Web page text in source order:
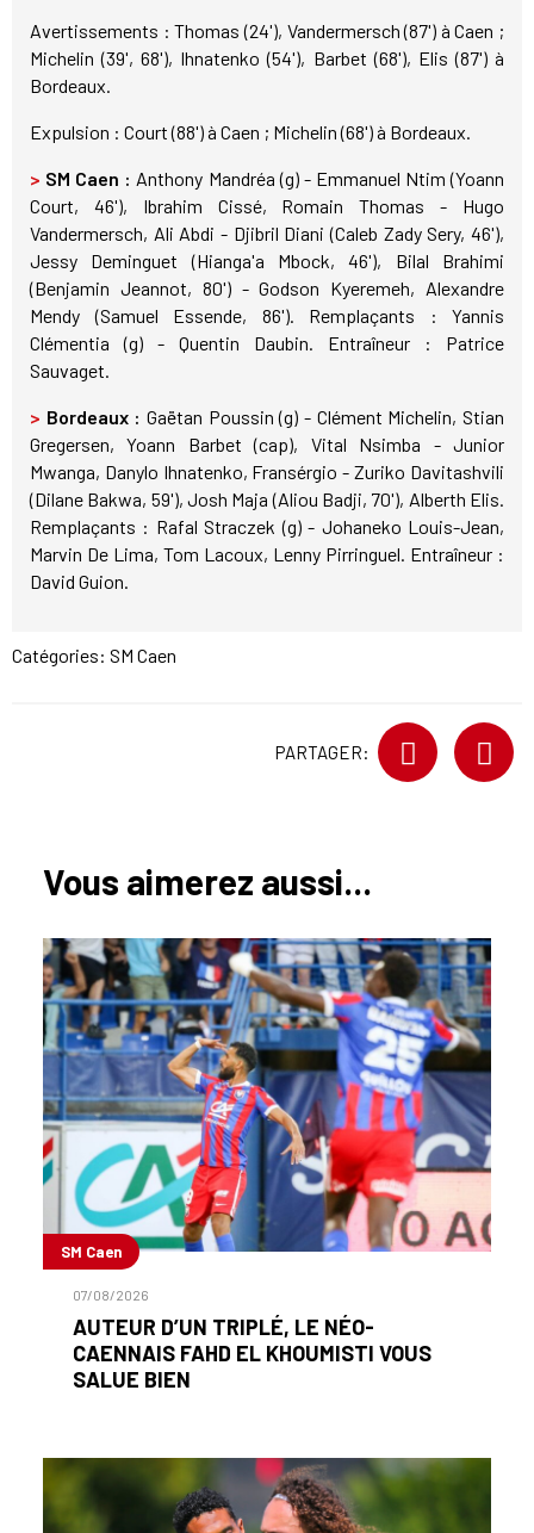
Avertissements : Thomas (24'), Vandermersch (87') à Caen ;
Michelin (39', 68'), Ihnatenko (54'), Barbet (68'), Elis (87') à
Bordeaux.
Expulsion : Court (88') à Caen ; Michelin (68') à Bordeaux.
> SM Caen : Anthony Mandréa (g) - Emmanuel Ntim (Yoann
Court, 46'), Ibrahim Cissé, Romain Thomas - Hugo
Vandermersch, Ali Abdi - Djibril Diani (Caleb Zady Sery, 46'),
Jessy Deminguet (Hianga'a Mbock, 46'), Bilal Brahimi
(Benjamin Jeannot, 80') - Godson Kyeremeh, Alexandre
Mendy (Samuel Essende, 86'). Remplaçants : Yannis
Clémentia (g) - Quentin Daubin. Entraîneur : Patrice
Sauvaget.
> Bordeaux : Gaëtan Poussin (g) - Clément Michelin, Stian
Gregersen, Yoann Barbet (cap), Vital Nsimba - Junior
Mwanga, Danylo Ihnatenko, Fransérgio - Zuriko Davitashvili
(Dilane Bakwa, 59'), Josh Maja (Aliou Badji, 70'), Alberth Elis.
Remplaçants : Rafal Straczek (g) - Johaneko Louis-Jean,
Marvin De Lima, Tom Lacoux, Lenny Pirringuel. Entraîneur :
David Guion.
Catégories: SM Caen
PARTAGER:
Vous aimerez aussi...
SM Caen
07/08/2026
AUTEUR D’UN TRIPLÉ, LE NÉO-
CAENNAIS FAHD EL KHOUMISTI VOUS
SALUE BIEN